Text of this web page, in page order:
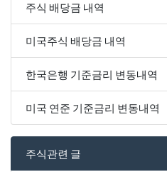
주식 배당금 내역
미국주식 배당금 내역
한국은행 기준금리 변동내역
미국 연준 기준금리 변동내역
주식관련 글